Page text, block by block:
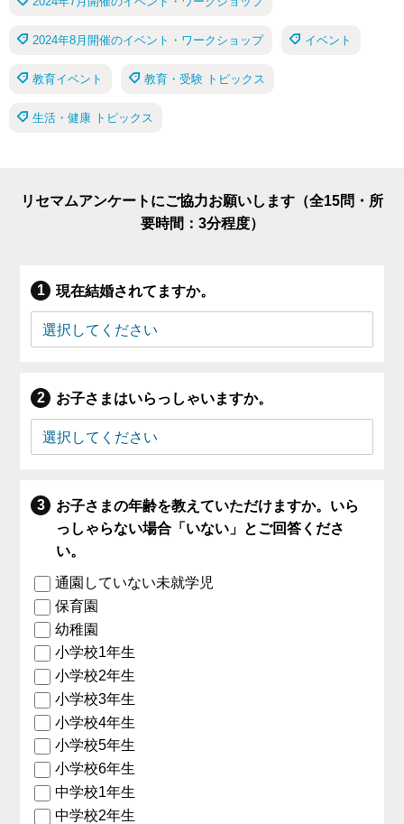
2024年8月開催のイベント・ワークショップ イベント
教育イベント 教育・受験 トピックス
生活・健康 トピックス
リセマムアンケートにご協力お願いします（全15問・所
要時間：3分程度）
現在結婚されてますか。
お子さまはいらっしゃいますか。
お子さまの年齢を教えていただけますか。いら
っしゃらない場合「いない」とご回答くださ
い。
通園していない未就学児
保育園
幼稚園
小学校1年生
小学校2年生
小学校3年生
小学校4年生
小学校5年生
小学校6年生
中学校1年生
中学校2年生